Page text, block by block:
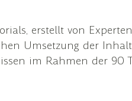
erstellt von
Umsetzung der
im Rahmen der 90